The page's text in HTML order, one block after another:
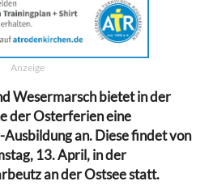
Anzeige
Wesermarsch bietet in der
der Osterferien eine
an. Diese findet von
13. April, in der
an der Ostsee statt.